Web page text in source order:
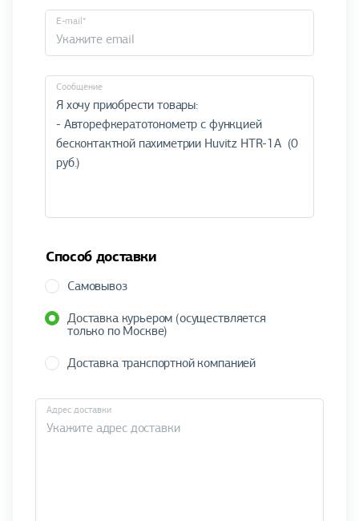
E-mail*
Cообщение
Способ доставки
Самовывоз
Доставка курьером (осуществляется
только по Москве)
Доставка транспортной компанией
Адрес доставки